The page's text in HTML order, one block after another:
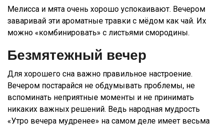
Мелисса и мята очень хорошо успокаивают. Вечером
заваривай эти ароматные травки с мёдом как чай. Их
можно «комбинировать» с листьями смородины.
Безмятежный вечер
Для хорошего сна важно правильное настроение.
Вечером постарайся не обдумывать проблемы, не
вспоминать неприятные моменты и не принимать
никаких важных решений. Ведь народная мудрость
«Утро вечера мудренее» на самом деле имеет весьма